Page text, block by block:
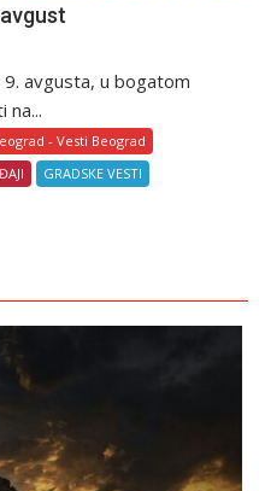
avgusta, u bogatom
na...
- Vesti Beograd
GRADSKE VESTI